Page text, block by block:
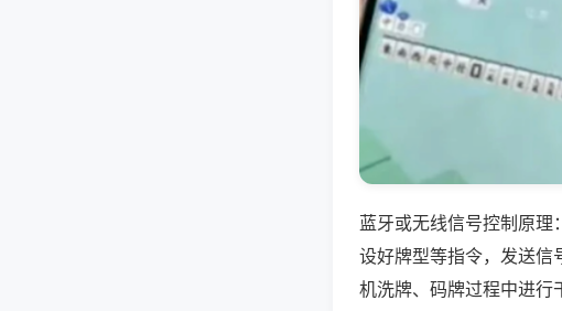
蓝牙或无线信号控制原
设好牌型等指令，发送信
机洗牌、码牌过程中进行